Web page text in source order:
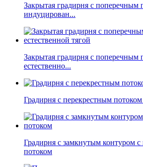
Закрытая градирня с поперечным
индуцирован...
Закрытая градирня с поперечным
естественно...
Градирня с перекрестным
Градирня с замкнутым контуром
потоком